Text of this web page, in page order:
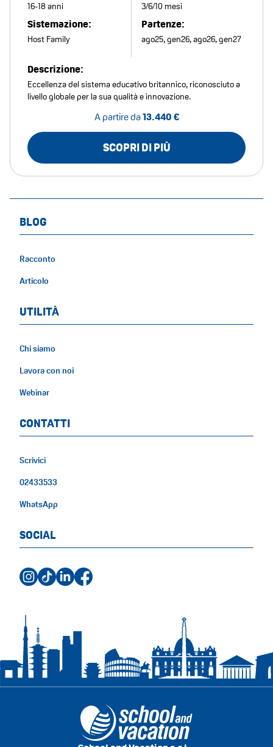
16-18 anni
Sistemazione:
Host Family
3/6/10 mesi
Partenze:
ago25, gen26, ago26, gen27
Descrizione:
Eccellenza del sistema educativo britannico, riconosciuto a
livello globale per la sua qualità e innovazione.
A partire da13.440 €
SCOPRI DI PIÙ
BLOG
Racconto
Articolo
UTILITÀ
Chi siamo
Lavora con noi
Webinar
CONTATTI
Scrivici
02433533
WhatsApp
SOCIAL